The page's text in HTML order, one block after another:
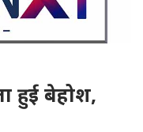
हुई बेहोश,